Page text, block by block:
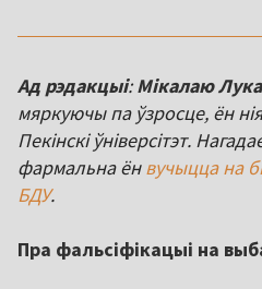
Ад рэдакцыі:Мікалаю
мяркуючы па ўзросце, ён
Пекінскі ўніверсітэт.
фармальна ёнвучыцца на
БДУ.
Пра фальсіфікацыі на